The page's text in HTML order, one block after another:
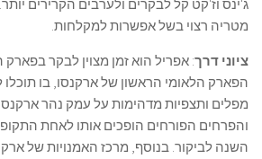
ג'ינס וז'קט קל לבקרים ולערבים הקרירים
מטריה רצוי בשל אפשרות למקלחות.
ציוני דרך: אפריל הוא זמן מצוין לבקר בפארק
הפארק הלאומי הראשון של ארקנסו, בו תוכלו
מפלים ותצפיות מדהימות על עמק נהר
והפרחים הפורחים הופכים אותו לאחת
השנה לביקור. בנוסף, מרכז האמנויות של